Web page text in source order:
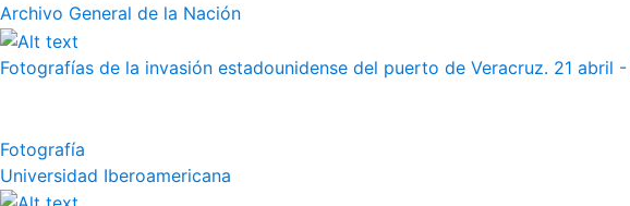
Archivo General de la Nación
Fotografías de la invasión estadounidense del puerto de Veracruz. 21 abril -
Fotografía
Universidad Iberoamericana